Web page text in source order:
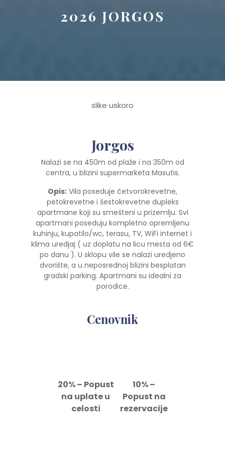
2026 JORGOS
slike uskoro
Jorgos
Nalazi se na 450m od plaže i na 350m od
centra, u blizini supermarketa Masutis.
Opis: Vila poseduje četvorokrevetne,
petokrevetne i šestokrevetne dupleks
apartmane koji su smešteni u prizemlju. Svi
apartmani poseduju kompletno opremljenu
kuhinju, kupatilo/wc, terasu, TV, WiFi internet i
klima uredjaj ( uz doplatu na licu mesta od 6€
po danu ). U sklopu vile se nalazi uredjeno
dvorište, a u neposrednoj blizini besplatan
gradski parking. Apartmani su idealni za
porodice.
Cenovnik
20% – Popust
na uplate u
celosti
10% –
Popust na
rezervacije